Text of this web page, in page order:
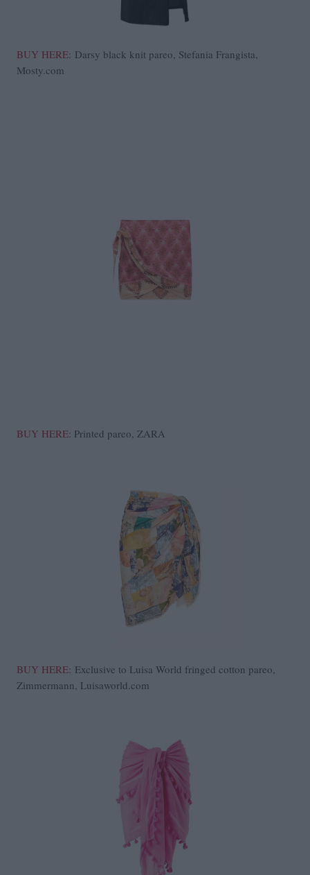
BUY HERE: Darsy black knit pareo, Stefania Frangista,
Mosty.com
BUY HERE: Printed pareo, ZARA
BUY HERE: Exclusive to Luisa World fringed cotton pareo,
Zimmermann, Luisaworld.com